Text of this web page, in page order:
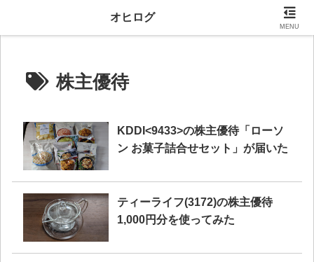
当サイトにはプロモーションが含まれます。
株主優待
KDDI<9433>の株主優待「ローソ
ン お菓子詰合せセット」が届いた
ティーライフ(3172)の株主優待
1,000円分を使ってみた
オヒログ
MENU